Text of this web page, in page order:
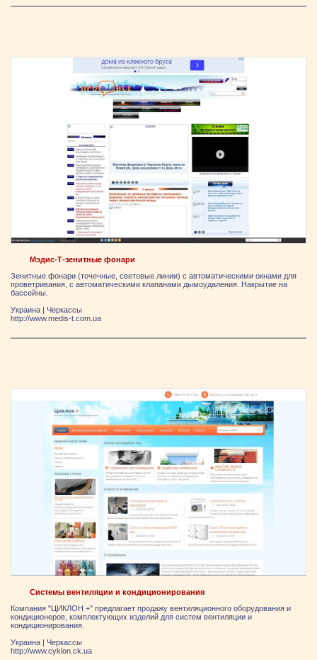
Мэдис-Т-зенитные фонари
Зенитные фонари (точечные, световые линии) с автоматическими окнами для
проветривания, с автоматическими клапанами дымоудаления. Накрытие на
бассейны.
Украина
Черкассы
http://www.medis-t.com.ua
Системы вентиляции и кондиционирования
Компания "ЦИКЛОН +" предлагает продажу вентиляционного оборудования и
кондиционеров, комплектующих изделий для систем вентиляции и
кондиционирования.
Украина | Черкассы
http://www.cyklon.ck.ua